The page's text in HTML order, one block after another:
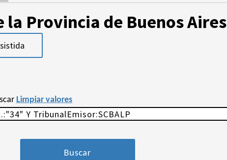
la Provincia de Buenos Aires
Limpiar valores